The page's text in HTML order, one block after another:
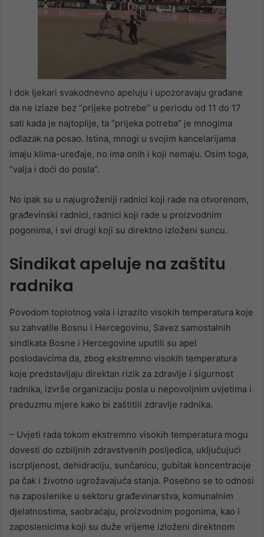
I dok ljekari svakodnevno apeluju i upozoravaju građane
da ne izlaze bez “prijeke potrebe” u periodu od 11 do 17
sati kada je najtoplije, ta “prijeka potreba” je mnogima
odlazak na posao. Istina, mnogi u svojim kancelarijama
imaju klima-uređaje, no ima onih i koji nemaju. Osim toga,
“valja i doći do posla”.
No ipak su u najugroženiji radnici koji rade na otvorenom,
građevinski radnici, radnici koji rade u proizvodnim
pogonima, i svi drugi koji su direktno izloženi suncu.
Sindikat apeluje na zaštitu
radnika
Povodom toplotnog vala i izrazito visokih temperatura koje
su zahvatile Bosnu i Hercegovinu, Savez samostalnih
sindikata Bosne i Hercegovine uputili su apel
poslodavcima da, zbog ekstremno visokih temperatura
koje predstavljaju direktan rizik za zdravlje i sigurnost
radnika, izvrše organizaciju posla u nepovoljnim uvjetima i
preduzmu mjere kako bi zaštitili zdravlje radnika.
– Uvjeti rada tokom ekstremno visokih temperatura mogu
dovesti do ozbiljnih zdravstvenih posljedica, uključujući
iscrpljenost, dehidraciju, sunčanicu, gubitak koncentracije
pa čak i životno ugrožavajuća stanja. Posebno se to odnosi
na zaposlenike u sektoru građevinarstva, komunalnim
djelatnostima, saobraćaju, proizvodnim pogonima, kao i
zaposlenicima koji su duže vrijeme izloženi direktnom